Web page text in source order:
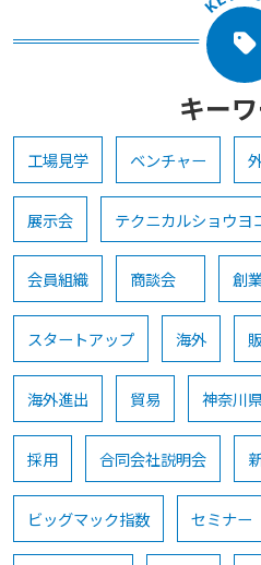
キー
工場見学 ベンチャー
展示会 テクニカルショウヨ
会員組織 商談会 創
スタートアップ 海外
海外進出 貿易 神奈川
採用 合同会社説明会
ビッグマック指数 セミナー